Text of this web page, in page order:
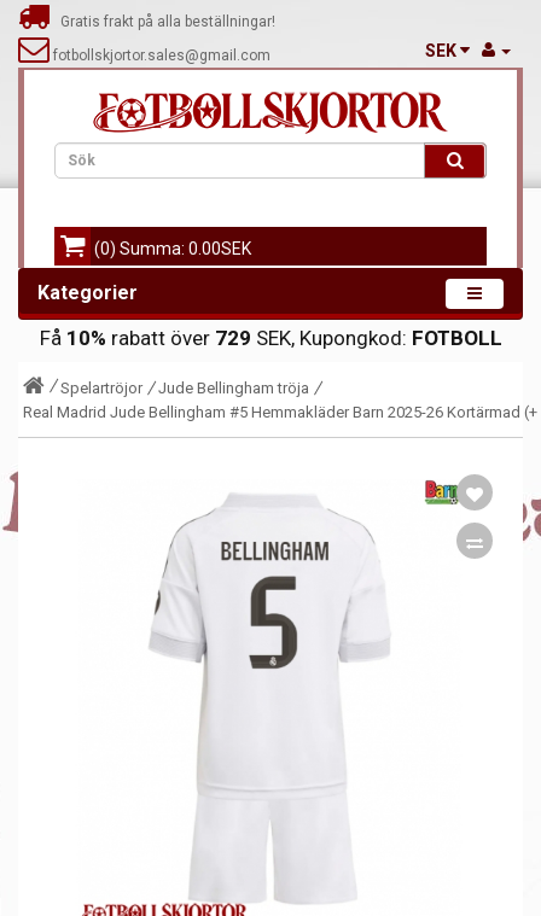
Gratis frakt på alla beställningar!
fotbollskjortor.sales@gmail.com
SEK
(0) Summa: 0.00SEK
Kategorier
Få 10% rabatt över 729 SEK, Kupongkod: FOTBOLL
Spelartröjor
Jude Bellingham tröja
Real Madrid Jude Bellingham #5 Hemmakläder Barn 2025-26 Kortärmad